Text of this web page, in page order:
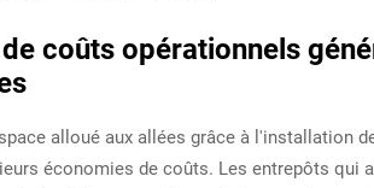
coûts opérationnels
alloué aux allées grâce à l'installation
économies de coûts. Les entrepôts